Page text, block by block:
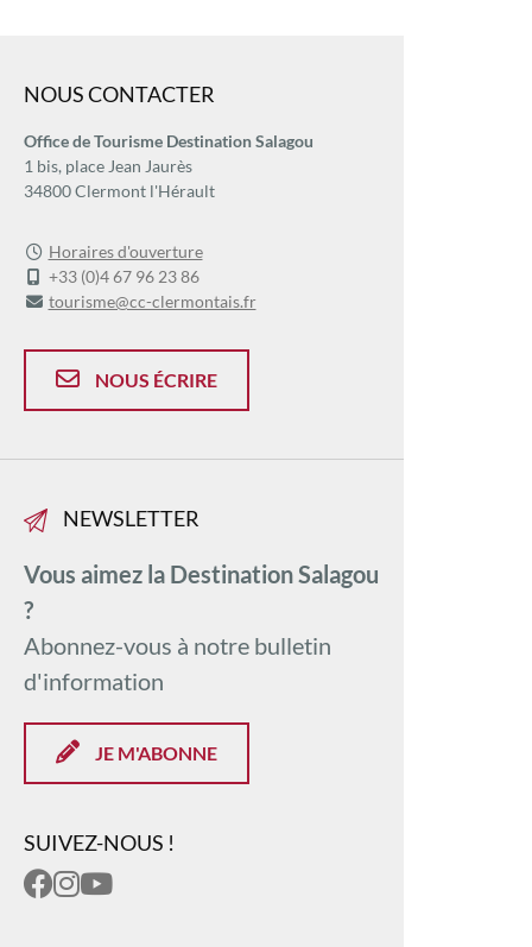
NOUS CONTACTER
Office de Tourisme Destination Salagou
1 bis, place Jean Jaurès
34800 Clermont l'Hérault
Horaires d'ouverture
+33 (0)4 67 96 23 86
tourisme@cc-clermontais.fr
NOUS ÉCRIRE
NEWSLETTER
Vous aimez la Destination Salagou
?
Abonnez-vous à notre bulletin
d'information
JE M'ABONNE
SUIVEZ-NOUS !